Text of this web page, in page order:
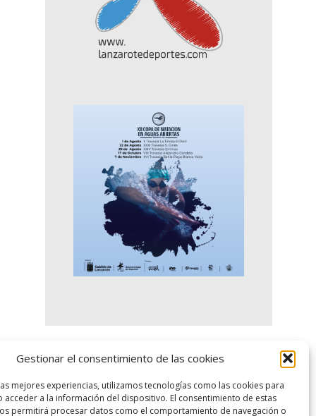
Gestionar el consentimiento de las cookies
mejores experiencias, utilizamos tecnologías como las cookies para
acceder a la información del dispositivo. El consentimiento de estas
permitirá procesar datos como el comportamiento de navegación o
logo SID